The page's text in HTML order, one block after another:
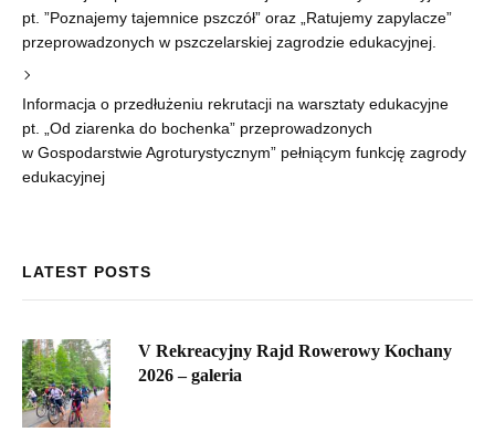
pt. ”Poznajemy tajemnice pszczół” oraz „Ratujemy zapylacze”
przeprowadzonych w pszczelarskiej zagrodzie edukacyjnej.
Informacja o przedłużeniu rekrutacji na warsztaty edukacyjne
pt. „Od ziarenka do bochenka” przeprowadzonych
w Gospodarstwie Agroturystycznym” pełniącym funkcję zagrody
edukacyjnej
LATEST POSTS
V Rekreacyjny Rajd Rowerowy Kochany
2026 – galeria